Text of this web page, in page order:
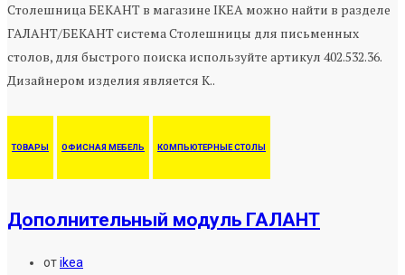
Столешница БЕКАНТ в магазине IKEA можно найти в разделе
ГАЛАНТ/БЕКАНТ система Столешницы для письменных
столов, для быстрого поиска используйте артикул 402.532.36.
Дизайнером изделия является K..
ТОВАРЫ ОФИСНАЯ МЕБЕЛЬ КОМПЬЮТЕРНЫЕ СТОЛЫ
Дополнительный модуль ГАЛАНТ
отikea